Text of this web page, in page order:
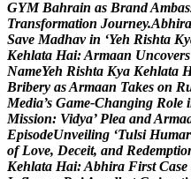
GYM Bahrain as BrandAmbas
Transformation Journey.Abhira
Save Madhav in ‘Yeh Rishta Ky
Kehlata Hai:Armaan Uncovers
NameYeh Rishta Kya Kehlata
Bribery asArmaan Takes on R
Media’s Game-Changing Role i
Mission: Vidya’ Plea andArma
EpisodeUnveiling ‘Tulsi Humar
of Love, Deceit, and Redemptio
Kehlata Hai:Abhira First Case